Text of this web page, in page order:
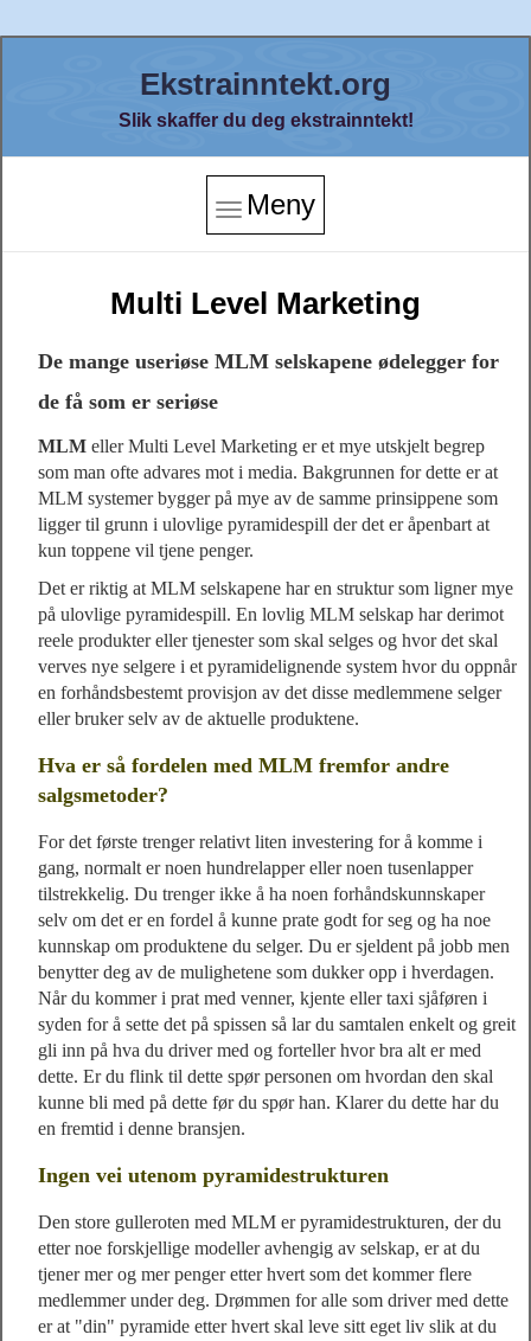
Ekstrainntekt.org
Slik skaffer du deg ekstrainntekt!
Meny
Multi Level Marketing
De mange useriøse MLM selskapene ødelegger for
de få som er seriøse
MLM eller Multi Level Marketing er et mye utskjelt begrep
som man ofte advares mot i media. Bakgrunnen for dette er at
MLM systemer bygger på mye av de samme prinsippene som
ligger til grunn i ulovlige pyramidespill der det er åpenbart at
kun toppene vil tjene penger.
Det er riktig at MLM selskapene har en struktur som ligner mye
på ulovlige pyramidespill. En lovlig MLM selskap har derimot
reele produkter eller tjenester som skal selges og hvor det skal
verves nye selgere i et pyramidelignende system hvor du oppnår
en forhåndsbestemt provisjon av det disse medlemmene selger
eller bruker selv av de aktuelle produktene.
Hva er så fordelen med MLM fremfor andre
salgsmetoder?
For det første trenger relativt liten investering for å komme i
gang, normalt er noen hundrelapper eller noen tusenlapper
tilstrekkelig. Du trenger ikke å ha noen forhåndskunnskaper
selv om det er en fordel å kunne prate godt for seg og ha noe
kunnskap om produktene du selger. Du er sjeldent på jobb men
benytter deg av de mulighetene som dukker opp i hverdagen.
Når du kommer i prat med venner, kjente eller taxi sjåføren i
syden for å sette det på spissen så lar du samtalen enkelt og greit
gli inn på hva du driver med og forteller hvor bra alt er med
dette. Er du flink til dette spør personen om hvordan den skal
kunne bli med på dette før du spør han. Klarer du dette har du
en fremtid i denne bransjen.
Ingen vei utenom pyramidestrukturen
Den store gulleroten med MLM er pyramidestrukturen, der du
etter noe forskjellige modeller avhengig av selskap, er at du
tjener mer og mer penger etter hvert som det kommer flere
medlemmer under deg. Drømmen for alle som driver med dette
er at "din" pyramide etter hvert skal leve sitt eget liv slik at du